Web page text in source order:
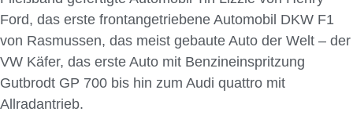
Ford, das erste frontangetriebene Automobil DKW F1
von Rasmussen, das meist gebaute Auto der Welt – der
VW Käfer, das erste Auto mit Benzineinspritzung
Gutbrodt GP 700 bis hin zum Audi quattro mit
Allradantrieb.